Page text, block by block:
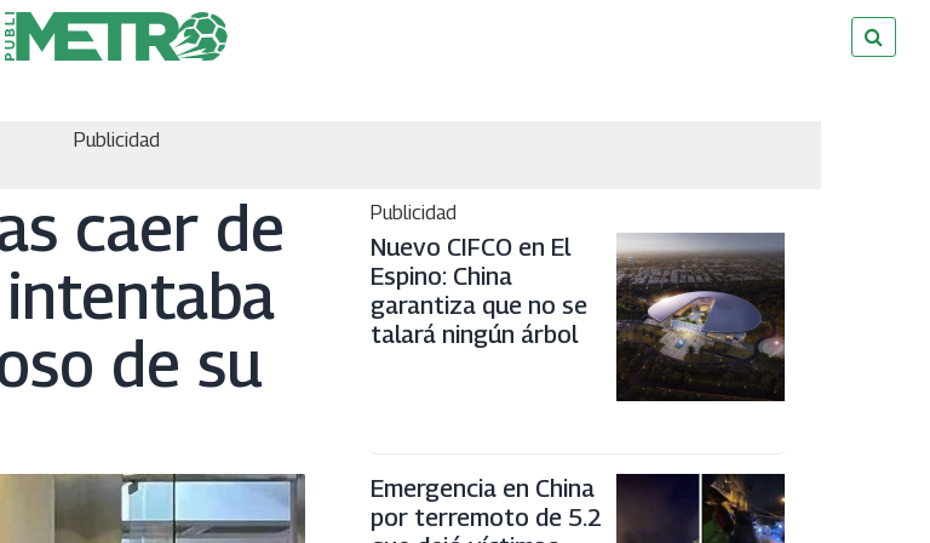
Publicidad
caer de
de su
Publicidad
Nuevo CIFCO en El
Espino: China
garantiza que no se
talará ningún árbol
Emergencia en China
por terremoto de 5.2